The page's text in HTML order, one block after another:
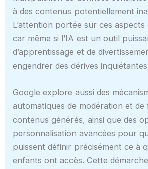
à des contenus potentiellement
L’attention portée sur ces aspects
car même si l’IA est un outil
d’apprentissage et de
engendrer des dérives
Google explore aussi des
automatiques de modération et de
contenus générés, ainsi que des
personnalisation avancées pour
puissent définir précisément ce à
enfants ont accès. Cette